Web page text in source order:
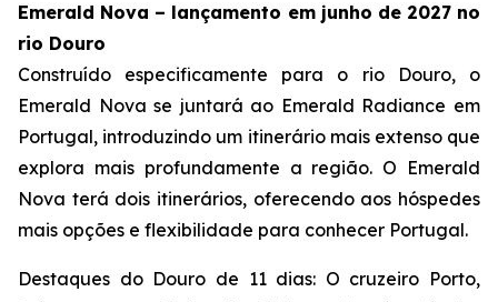
Emerald Nova – lançamento em junho de 2027 no
rio Douro
Construído especificamente para o rio Douro, o
Emerald Nova se juntará ao Emerald Radiance em
Portugal, introduzindo um itinerário mais extenso que
explora mais profundamente a região. O Emerald
Nova terá dois itinerários, oferecendo aos hóspedes
mais opções e flexibilidade para conhecer Portugal.
Destaques do Douro de 11 dias: O cruzeiro Porto,